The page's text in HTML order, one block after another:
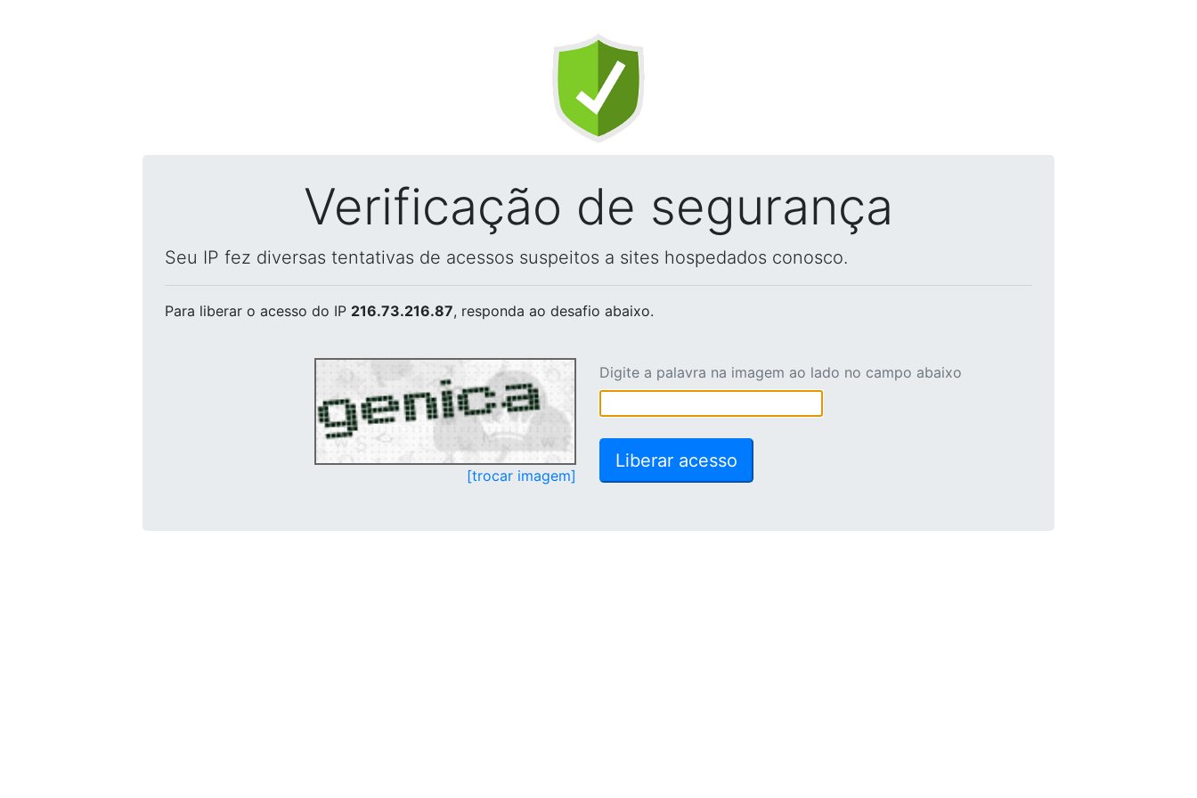
Verificação de segurança
Seu IP fez diversas tentativas de acessos suspeitos a sites hospedados conosco.
Para liberar o acesso do IP 216.73.216.87, responda ao desafio abaixo.
[trocar imagem]
Digite a palavra na imagem ao lado no campo abaixo